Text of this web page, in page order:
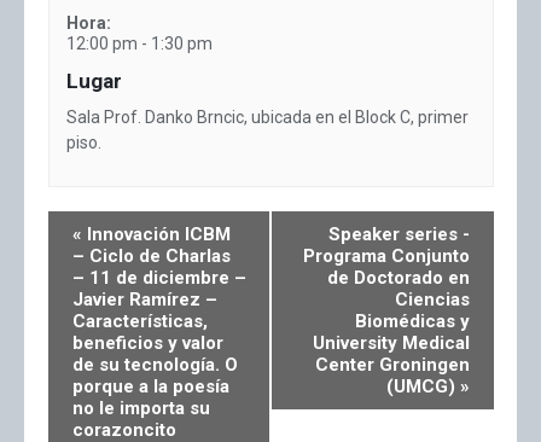
Hora:
12:00 pm - 1:30 pm
Lugar
Sala Prof. Danko Brncic, ubicada en el Block C, primer
piso.
« Innovación ICBM
– Ciclo de Charlas
– 11 de diciembre –
Javier Ramírez –
Características,
beneficios y valor
de su tecnología. O
porque a la poesía
no le importa su
corazoncito
Speaker series -
Programa Conjunto
de Doctorado en
Ciencias
Biomédicas y
University Medical
Center Groningen
(UMCG) »